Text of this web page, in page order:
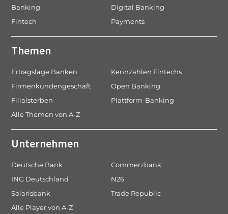
Banking
Digital Banking
Fintech
Payments
Themen
Ertragslage Banken
Kennzahlen Fintechs
Firmenkundengeschäft
Open Banking
Filialsterben
Plattform-Banking
Alle Themen von A-Z
Unternehmen
Deutsche Bank
Commerzbank
ING Deutschland
N26
Solarisbank
Trade Republic
Alle Player von A-Z